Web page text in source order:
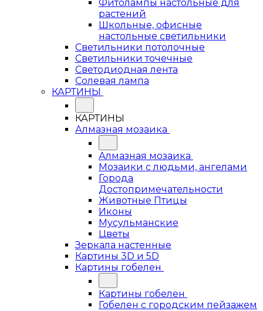
Фитолампы настольные для
растений
Школьные, офисные
настольные светильники
Светильники потолочные
Светильники точечные
Светодиодная лента
Солевая лампа
КАРТИНЫ
КАРТИНЫ
Алмазная мозаика
Алмазная мозаика
Мозаики с людьми, ангелами
Города
Достопримечательности
Животные Птицы
Иконы
Мусульманские
Цветы
Зеркала настенные
Картины 3D и 5D
Картины гобелен
Картины гобелен
Гобелен с городским пейзажем